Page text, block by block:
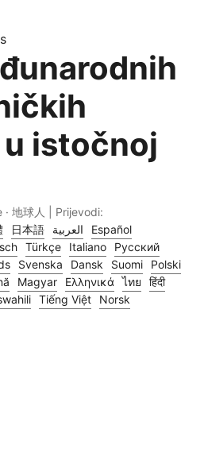
istočnoj
· 地球人 | Prijevodi:
日本語 العربية
Español
Türkçe Italiano
Русский
Svenska Dansk Suomi
Polski
Magyar Ελληνικά ไทย
हिंदी
Tiếng Việt Norsk